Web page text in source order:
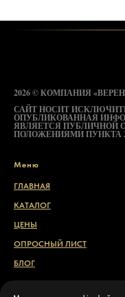
2026 © КОМПАНИЯ
САЙТ НОСИТ
ОПУБЛИКОВАННАЯ
ЯВЛЯЕТСЯ ПУБЛИЧНОЙ
ПОЛОЖЕНИЯМИ ПУНКТА 2
Меню
ГЛАВНАЯ
КАТАЛОГ
ЦЕНЫ
ОПРОСНЫЙ ЛИСТ
БЛОГ